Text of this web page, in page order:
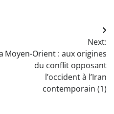
Next:
Moyen-Orient : aux origines
du conflit opposant
l’occident à l’Iran
contemporain (1)